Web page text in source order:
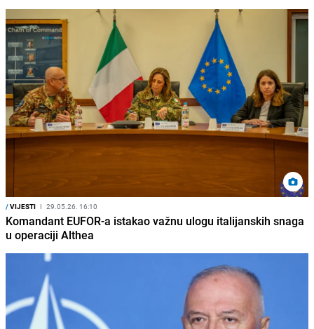
/VIJESTI I 29.05.26. 16:10
Komandant EUFOR-a istakao važnu ulogu italijanskih snaga
u operaciji Althea